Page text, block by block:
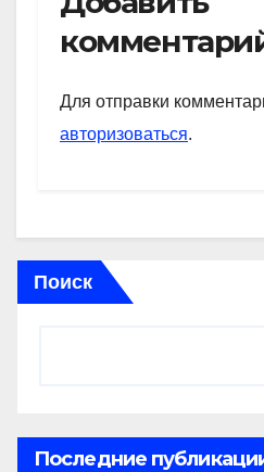
s
A
p
p
gr
a
m
Для отправки
авторизоваться.
Поиск
Последние